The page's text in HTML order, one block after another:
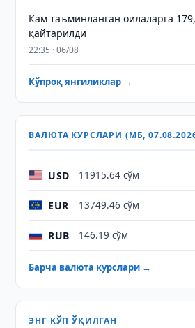
Кам таъминланган оилаларга
қайтарилди
22:35 · 06/08
Кўпроқ янгиликлар →
ВАЛЮТА КУРСЛАРИ (МБ,
USD 11915.64 сўм
EUR 13749.46 сўм
RUB 146.19 сўм
Барча валюта курслари →
ЭНГ КЎП ЎҚИЛГАН